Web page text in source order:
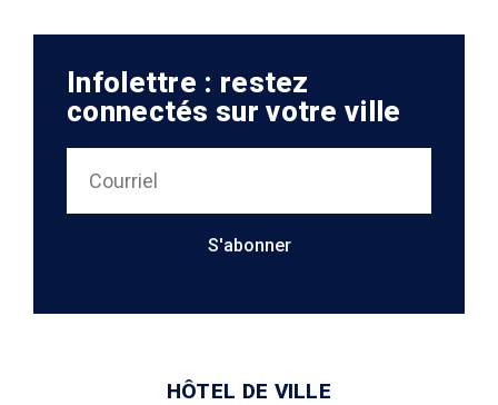
Infolettre : restez
connectés sur votre ville
S'abonner
HÔTEL DE VILLE